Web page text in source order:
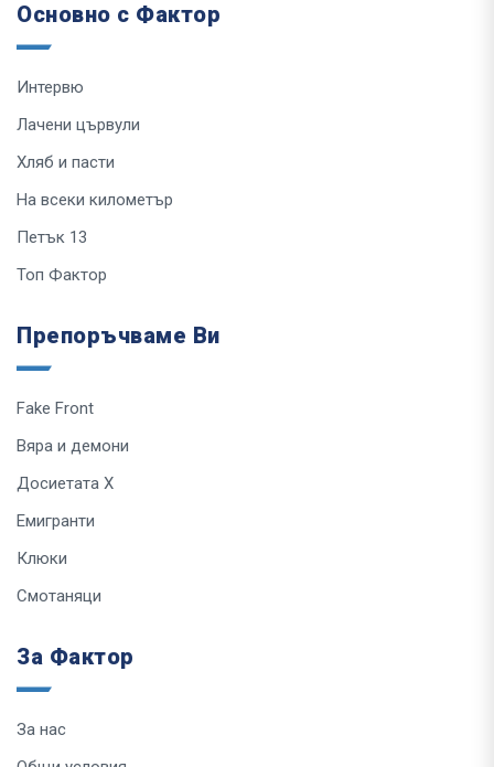
Основно с Фактор
Интервю
Лачени цървули
Хляб и пасти
На всеки километър
Петък 13
Топ Фактор
Препоръчваме Ви
Fake Front
Вяра и демони
Досиетата Х
Емигранти
Клюки
Смотаняци
За Фактор
За нас